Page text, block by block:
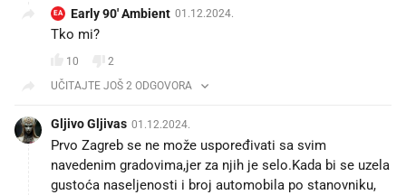
EA Early 90' Ambient 01.12.2024.
Tko mi?
10
2
UČITAJTE JOŠ 2 ODGOVORA
Gljivo Gljivas 01.12.2024.
Prvo Zagreb se ne može uspoređivati sa svim
navedenim gradovima,jer za njih je selo.Kada bi se uzela
gustoća naseljenosti i broj automobila po stanovniku,